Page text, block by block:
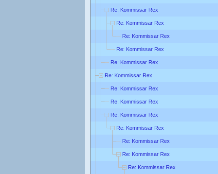
Re: Kommissar Rex
Re: Kommissar Rex
Re: Kommissar Rex
Re: Kommissar Rex
Re: Kommissar Rex
Re: Kommissar Rex
Re: Kommissar Rex
Re: Kommissar Rex
Re: Kommissar Rex
Re: Kommissar Rex
Re: Kommissar Rex
Re: Kommissar Rex
Re: Kommissar Rex